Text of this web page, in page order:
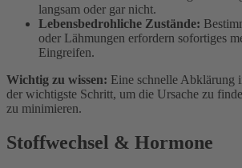
langsam oder gar nicht.
Lebensbedrohliche Zustände:
oder Lähmungen erfordern sofortiges
Eingreifen.
Wichtig zu wissen: Eine schnelle Abklärung
der wichtigste Schritt, um die Ursache zu
zu minimieren.
Stoffwechsel & Hormone